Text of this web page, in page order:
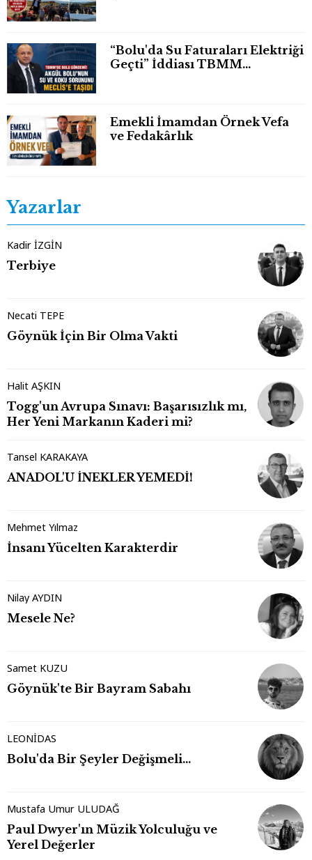
“Bolu'da Su Faturaları Elektriği
Geçti” İddiası TBMM
Emekli İmamdan Örnek Vefa
ve Fedakârlık
Yazarlar
Kadir İZGİN
Terbiye
Necati TEPE
Göynük İçin Bir Olma Vakti
Halit AŞKIN
Togg'un Avrupa Sınavı: Başarısızlık mı,
Her Yeni Markanın Kaderi mi?
Tansel KARAKAYA
ANADOL'U İNEKLER YEMEDİ!
Mehmet Yılmaz
İnsanı Yücelten Karakterdir
Nilay AYDIN
Mesele Ne?
Samet KUZU
Göynük'te Bir Bayram Sabahı
LEONİDAS
Bolu'da Bir Şeyler Değişmeli…
Mustafa Umur ULUDAĞ
Paul Dwyer'ın Müzik Yolculuğu ve
Yerel Değerler